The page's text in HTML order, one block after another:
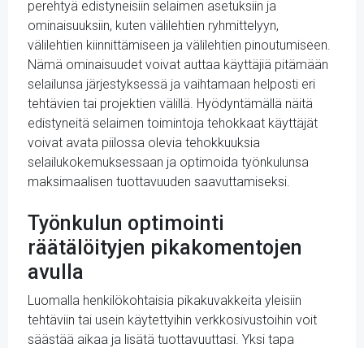
perehtyä edistyneisiin selaimen asetuksiin ja
ominaisuuksiin, kuten välilehtien ryhmittelyyn,
välilehtien kiinnittämiseen ja välilehtien pinoutumiseen.
Nämä ominaisuudet voivat auttaa käyttäjiä pitämään
selailunsa järjestyksessä ja vaihtamaan helposti eri
tehtävien tai projektien välillä. Hyödyntämällä näitä
edistyneitä selaimen toimintoja tehokkaat käyttäjät
voivat avata piilossa olevia tehokkuuksia
selailukokemuksessaan ja optimoida työnkulunsa
maksimaalisen tuottavuuden saavuttamiseksi.
Työnkulun optimointi
räätälöityjen pikakomentojen
avulla
Luomalla henkilökohtaisia pikakuvakkeita yleisiin
tehtäviin tai usein käytettyihin verkkosivustoihin voit
säästää aikaa ja lisätä tuottavuuttasi. Yksi tapa